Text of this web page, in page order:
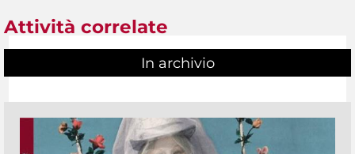
Attività correlate
In archivio